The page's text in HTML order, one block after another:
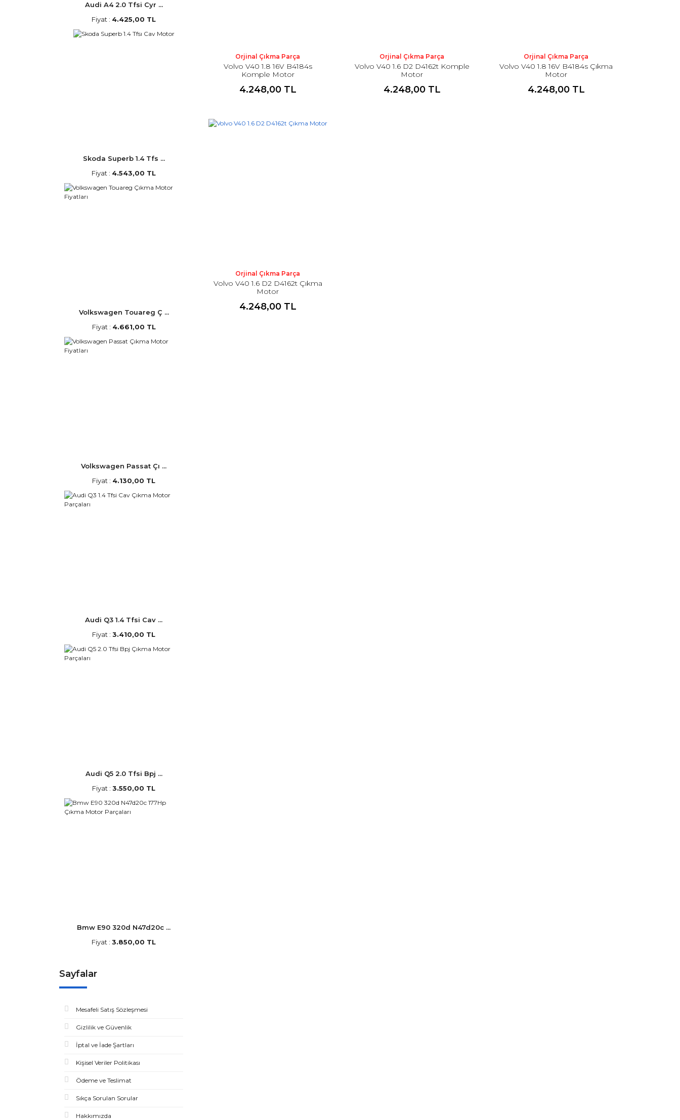
Audi A4 2.0 Tfsi Cyr ...
Fiyat : 4.425,00 TL
Skoda Superb 1.4 Tfs ...
Fiyat : 4.543,00 TL
Volkswagen Touareg Ç ...
Fiyat : 4.661,00 TL
Volkswagen Passat Çı ...
Fiyat : 4.130,00 TL
Audi Q3 1.4 Tfsi Cav ...
Fiyat : 3.410,00 TL
Audi Q5 2.0 Tfsi Bpj ...
Fiyat : 3.550,00 TL
Bmw E90 320d N47d20c ...
Fiyat : 3.850,00 TL
Sayfalar
Mesafeli Satış Sözleşmesi
Gizlilik ve Güvenlik
İptal ve İade Şartları
Kişisel Veriler Politikası
Ödeme ve Teslimat
Sıkça Sorulan Sorular
Hakkımızda
Orjinal Çıkma Parça
Volvo V40 1.8 16V B4184s
Komple Motor
4.248,00 TL
Orjinal Çıkma Parça
Volvo V40 1.6 D2 D4162t Komple
Motor
4.248,00 TL
Orjinal Çıkma Parça
Volvo V40 1.8 16V B4184s Çıkma
Motor
4.248,00 TL
Orjinal Çıkma Parça
Volvo V40 1.6 D2 D4162t Çıkma
Motor
4.248,00 TL